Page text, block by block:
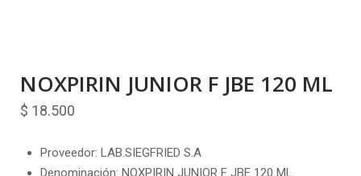
NOXPIRIN JUNIOR F JBE 120 ML
$ 18.500
Proveedor: LAB.SIEGFRIED S.A
Denominación: NOXPIRIN JUNIOR F JBE 120 ML